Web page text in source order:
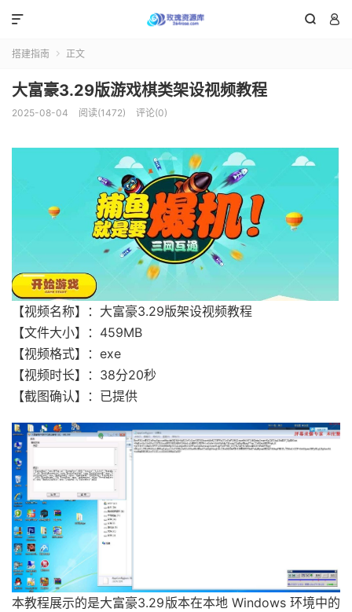
 

搭建指南  正文
大富豪3.29版游戏棋类架设视频教程
2025-08-04 阅读(1472) 评论(0)
【视频名称】：大富豪3.29版架设视频教程
【文件大小】：459MB
【视频格式】：exe
【视频时长】：38分20秒
【截图确认】：已提供
本教程展示的是大富豪3.29版本在本地 Windows 环境中的